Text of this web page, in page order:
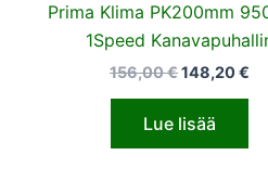
Prima Klima PK200mm
1Speed
156,00€148,20€
Lue lisää